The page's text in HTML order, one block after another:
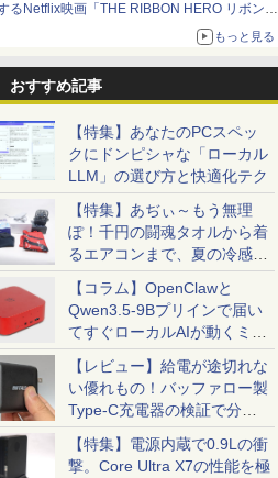
るNetflix映画「THE RIBBON HERO リボンヒ
もっと見る
おすすめ記事
【特集】あなたのPCスペッ
クにドンピシャな「ローカル
LLM」の選び方と快適化テク
【特集】あぢぃ～もう無理
ぽ！千円の闘魂タオルから着
るエアコンまで、夏の冷感グ
ッズ一挙紹介
【コラム】OpenClawと
Qwen3.5-9Bプリインで届い
てすぐローカルAIが動くミニ
PC「SER9 Pro」
【レビュー】給電が途切れな
い優れもの！バッファロー製
Type-C充電器の検証で分か
ったこと
【特集】電源内蔵で0.9Lの衝
撃。Core Ultra X7の性能を極